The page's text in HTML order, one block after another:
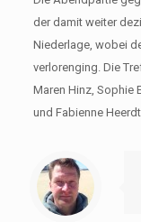
der damit weiter
Niederlage, wobei
verlorenging. Die
Maren Hinz, Sophie
und Fabienne